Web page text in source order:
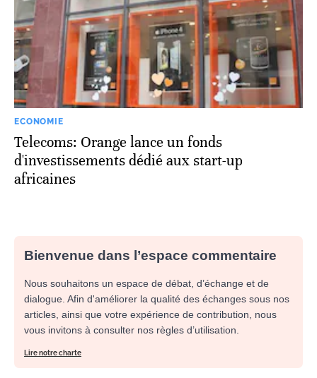
ECONOMIE
Telecoms: Orange lance un fonds
d'investissements dédié aux start-up
africaines
Bienvenue dans l’espace commentaire
Nous souhaitons un espace de débat, d’échange et de
dialogue. Afin d'améliorer la qualité des échanges sous nos
articles, ainsi que votre expérience de contribution, nous
vous invitons à consulter nos règles d’utilisation.
Lire notre charte